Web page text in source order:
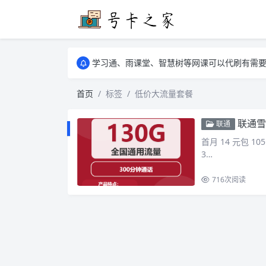
学习通、雨课堂、智慧树等网课可以代刷有需
学习通、雨课堂、智慧树等网课可以代刷有需
首页
标签 低价大流量套餐
联通 联通
首月 14 元包
3…
716次阅读